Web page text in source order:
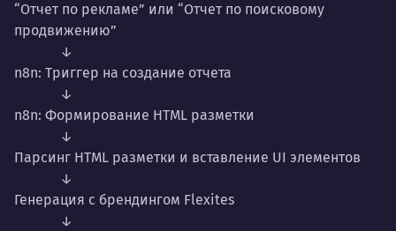
“Отчет по рекламе” или “Отчет по поисковому
продвижению”
↓
n8n: Триггер на создание отчета
↓
n8n: Формирование HTML разметки
↓
Парсинг HTML разметки и вставление UI элементов
↓
Генерация с брендингом Flexites
↓